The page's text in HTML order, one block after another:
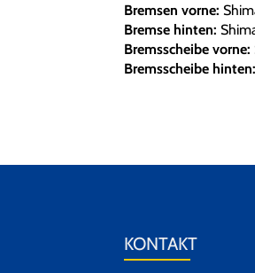
Bremsen vorne:
Bremse hinten:
Bremsscheibe vorne:
Bremsscheibe hinten:
KONTAKT